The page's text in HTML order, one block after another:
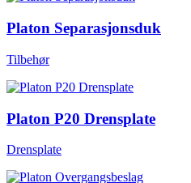
Platon Separasjonsduk
Tilbehør
Platon P20 Drensplate
Drensplate